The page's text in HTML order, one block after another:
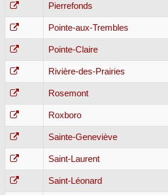
Pierrefonds
Pointe-aux-Trembles
Pointe-Claire
Rivière-des-Prairies
Rosemont
Roxboro
Sainte-Geneviève
Saint-Laurent
Saint-Léonard